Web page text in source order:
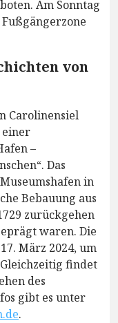
Am Sonntag
von
Carolinensiel
einer
–
Das
in
Bebauung aus
zurückgehen
waren. Die
März 2024, um
findet
des
gibt es unter
.